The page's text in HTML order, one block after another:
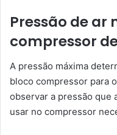
Pressão de ar
compressor
A pressão máxima
bloco compressor para
observar a pressão que
usar no compressor